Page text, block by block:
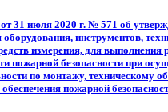
31 июля 2020 г. № 571 об
оборудования, инструментов,
измерения, для выполнения
пожарной безопасности при
по монтажу, техническому
обеспечения пожарной